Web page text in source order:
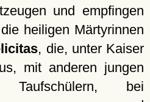
und empfingen
heiligen Märtyrinnen
, die, unter Kaiser
mit anderen jungen
Taufschülern, bei